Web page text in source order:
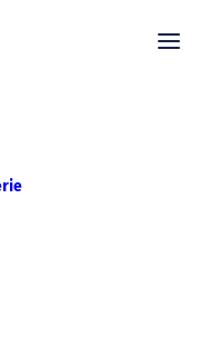
d'affaires
?
être